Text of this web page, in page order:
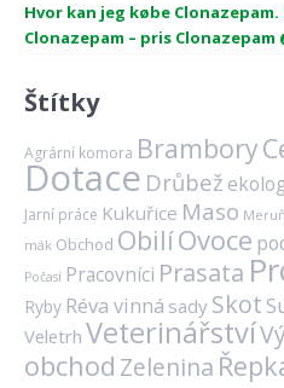
Hvor kan jeg købe
Clonazepam – pris Clonazepam
Štítky
Agrární komora Brambory
Dotace Drůbež
Jarní práce Kukuřice Maso
mák Obchod ObilíOvoce
Počasí Pracovníci Prasata
Ryby Réva vinná sady Skot
Veletrh Veterinářství
obchod Zelenina